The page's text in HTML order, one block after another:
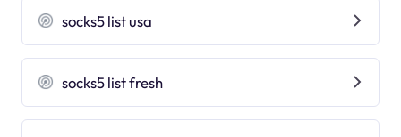
socks5 list usa
socks5 list fresh